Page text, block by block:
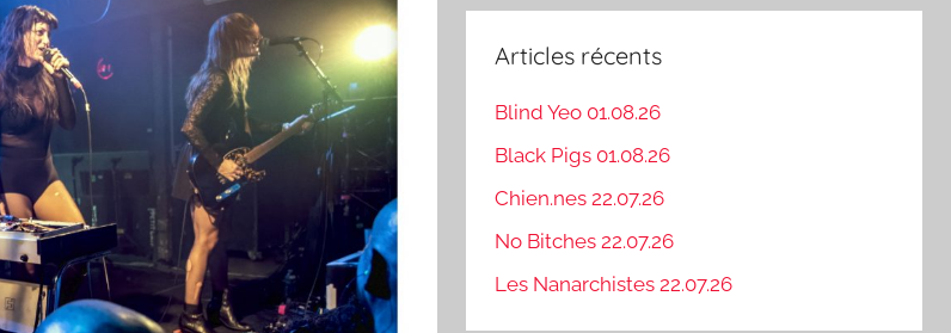
Articles récents
Blind Yeo 01.08.26
Black Pigs 01.08.26
Chien.nes 22.07.26
No Bitches 22.07.26
Les Nanarchistes 22.07.26